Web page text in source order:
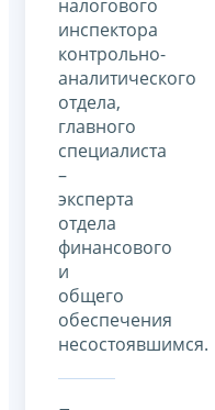
налогового
инспектора
контрольно-
аналитического
отдела,
главного
специалиста
–
эксперта
отдела
финансового
и
общего
обеспечения
несостоявшимся.